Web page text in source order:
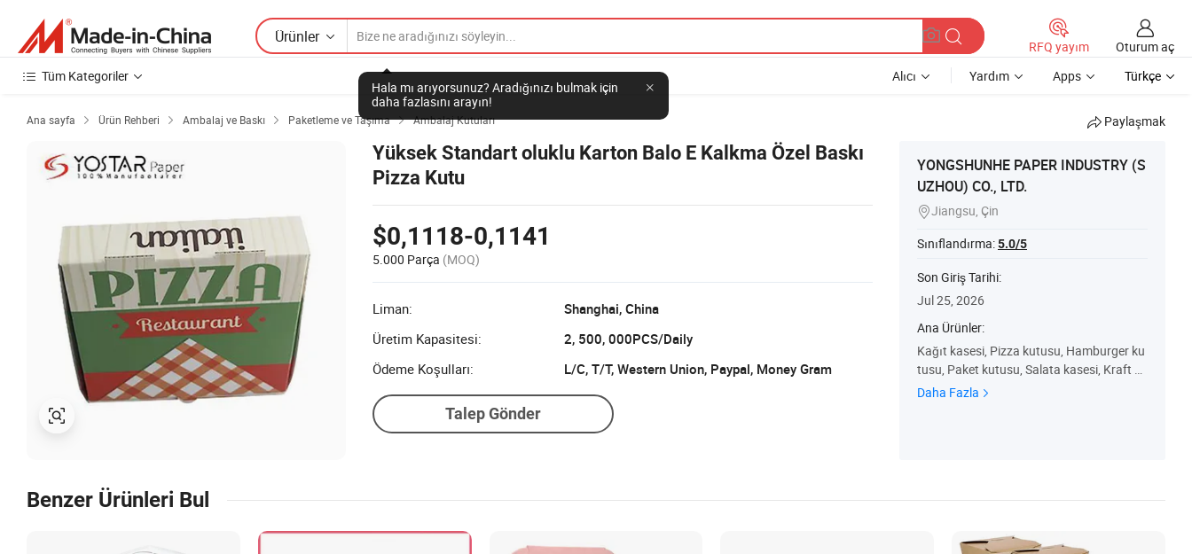
Ürünler
Hala mı arıyorsunuz? Aradığınızı bulmak için
daha fazlasını arayın!
RFQ yayım
Oturum aç
Tüm Kategoriler
Alıcı Yardım Apps Türkçe
Ana sayfa  Ürün Rehberi  Ambalaj ve Baskı  Paketleme ve Taşıma  Ambalaj Kutuları Paylaşmak
Yüksek Standart oluklu Karton Balo E Kalkma Özel Baskı
Pizza Kutu
$0,1118-0,1141
5.000 Parça (MOQ)
Liman:
Shanghai, China
Üretim Kapasitesi:
2, 500, 000PCS/Daily
Ödeme Koşulları:
L/C, T/T, Western Union, Paypal, Money Gram
Talep Gönder
YONGSHUNHE PAPER INDUSTRY (S
UZHOU) CO., LTD.
Jiangsu, Çin
Sınıflandırma:5.0/5
Son Giriş Tarihi:
Jul 25, 2026
Ana Ürünler:
Kağıt kasesi, Pizza kutusu, Hamburger ku
tusu, Paket kutusu, Salata kasesi, Kraft ka
ğıt kasesi, Kağıt kap, Çorba kasesi, Kağıt
Daha Fazla
Benzer Ürünleri Bul